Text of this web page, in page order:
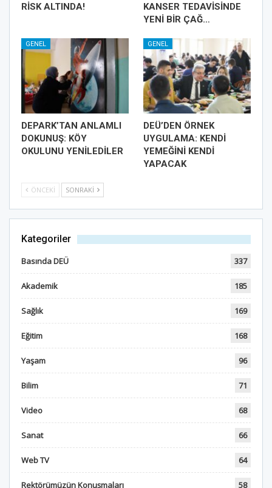
RİSK ALTINDA!
KANSER TEDAVİSİNDE
YENİ BİR ÇAĞ…
GENEL
DEPARK’TAN ANLAMLI
DOKUNUŞ: KÖY
OKULUNU YENİLEDİLER
GENEL
DEÜ’DEN ÖRNEK
UYGULAMA: KENDİ
YEMEĞİNİ KENDİ
YAPACAK
ÖNCEKI SONRAKI
Kategoriler
Basında DEÜ 337
Akademik 185
Sağlık 169
Eğitim 168
Yaşam 96
Bilim 71
Video 68
Sanat 66
Web TV 64
Rektörümüzün Konuşmaları 58